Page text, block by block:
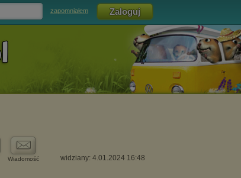
zapomniałem
Wiadomość widziany: 4.01.2024 16:48